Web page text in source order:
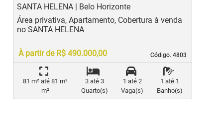
SANTA HELENA | Belo Horizonte
Código. 4803
Código. 4803
Área privativa, Apartamento, Cobertura à venda
no SANTA HELENA
À partir de R$ 490.000,00
81 m² até 81 m²
m²
3 até 3
Quarto(s)
1 até 2
Vaga(s)
1 até 1
Banho(s)